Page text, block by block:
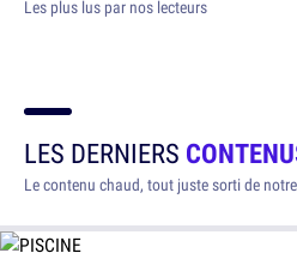
Les plus lus par nos lecteurs
LES DERNIERS
Le contenu chaud, tout juste sorti de